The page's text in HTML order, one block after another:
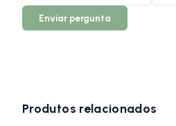
Enviar pergunta
Produtos relacionados